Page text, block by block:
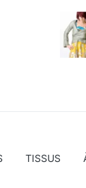
TISSUS